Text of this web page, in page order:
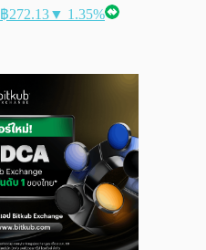
฿272.13▼ 1.35%